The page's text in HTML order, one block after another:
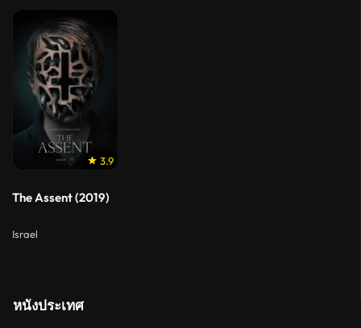
3.9
The Assent (2019)
Israel
หนังประเทศ